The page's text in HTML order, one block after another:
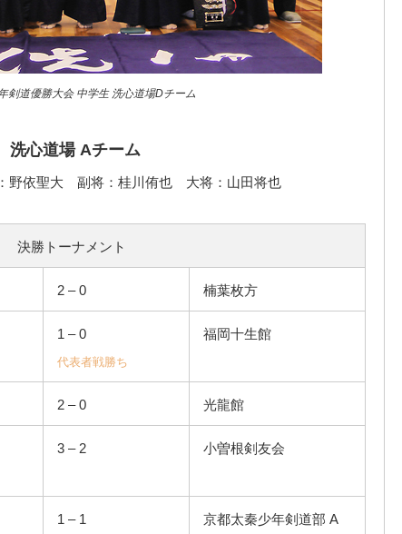
剣道優勝大会 中学生 洗心道場Dチーム
洗心道場 Aチーム
依聖大 副将：桂川侑也 大将：山田将也
決勝トーナメント
2 – 0 楠葉枚方
1 – 0
代表者戦勝ち
福岡十生館
2 – 0 光龍館
3 – 2 小曽根剣友会
1 – 1 京都太秦少年剣道部 A